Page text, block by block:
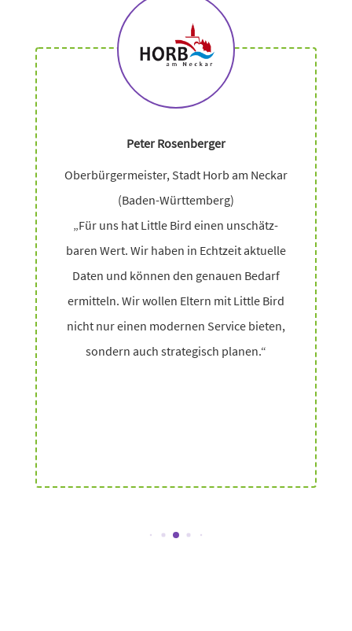
Peter Rosenberger
Oberbürgermeister, Stadt Horb am Neckar
(Baden-Württemberg)
„Für uns hat Little Bird einen unschätz­
baren Wert. Wir haben in Echtzeit aktu­elle
Daten und können den genauen Bedarf
ermit­teln. Wir wollen Eltern mit Little Bird
nicht nur einen modernen Service bieten,
sondern auch stra­te­gisch planen.“